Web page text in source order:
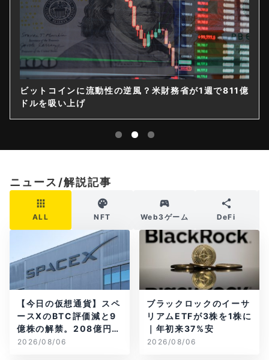
ビットコインに流動性の逆風？米財務省が1週で811億
ドルを吸い上げ
ニュース/解説記事
ALL NFT Web3ゲーム DeFi
【今日の仮想通貨】スペ
ースXのBTC評価減と9
億株の解禁。208億円相
当のBTCが盗難
2026/08/06
ブラックロックのイーサ
リアムETFが3株を1株に
｜年初来37%安
2026/08/06